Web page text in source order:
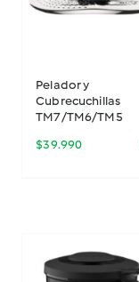
Pelador y
Cubrecuchillas
TM7/TM6/TM5
$39.990